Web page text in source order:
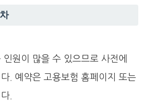
원이 많을 수 있으므로 사전에
. 예약은 고용보험 홈페이지 또는
.